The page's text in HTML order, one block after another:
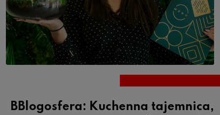
BBlogosfera: Kuchenna tajemnica,